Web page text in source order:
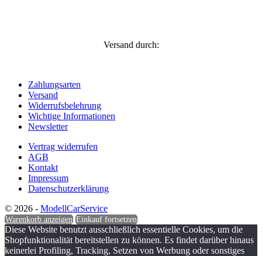
Versand durch:
Zahlungsarten
Versand
Widerrufsbelehrung
Wichtige Informationen
Newsletter
Vertrag widerrufen
AGB
Kontakt
Impressum
Datenschutzerklärung
© 2026 - ModellCarService
Warenkorb anzeigen Einkauf fortsetzen
Diese Website benutzt ausschließlich essentielle Cookies, um die
Shopfunktionalität bereitstellen zu können. Es findet darüber hinaus
keinerlei Profiling, Tracking, Setzen von Werbung oder sonstiges